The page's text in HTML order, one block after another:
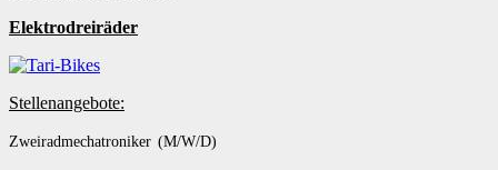
Elektrodreiräder
Stellenangebote:
Zweiradmechatroniker (M/W/D)